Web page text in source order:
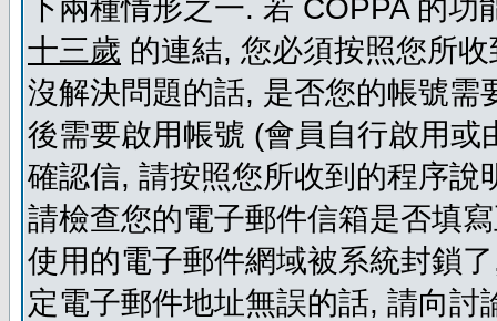
下兩種情形之一. 若 COPPA 的
十三歲 的連結, 您必須按照您所
沒解決問題的話, 是否您的帳號
後需要啟用帳號 (會員自行啟用
確認信, 請按照您所收到的程序
請檢查您的電子郵件信箱是否填
使用的電子郵件網域被系統封鎖
定電子郵件地址無誤的話, 請向